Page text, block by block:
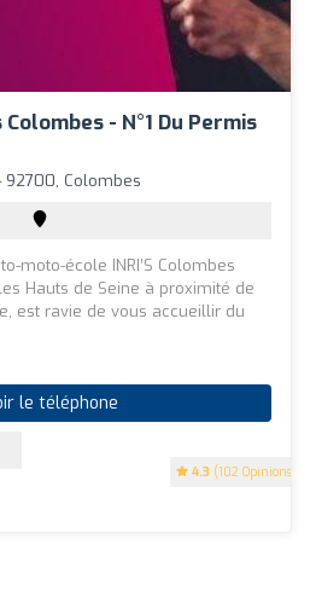
- N°1 Du Permis
4.3 (102 Opinions)
92700, Colombes
moto-école INRI’S Colombes
Hauts de Seine à proximité de
est ravie de vous accueillir du
le téléphone